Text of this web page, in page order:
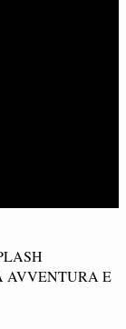
AVVENTURA E